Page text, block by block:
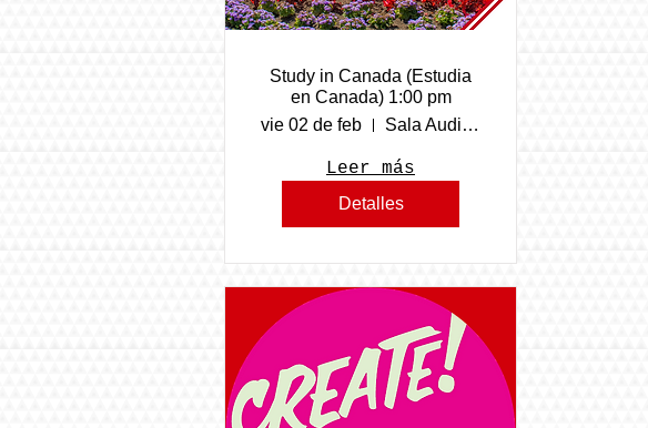
Study in Canada (Estudia
en Canada) 1:00 pm
vie 02 de feb
Sala Audiovisual del COBACH Navojoa
Leer más
Detalles